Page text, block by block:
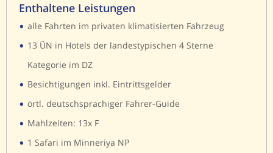
Enthaltene Leistungen
• alle Fahrten im privaten klimatisierten Fahrzeug
• 13 ÜN in Hotels der landestypischen 4 Sterne
Kategorie im DZ
• Besichtigungen inkl. Eintrittsgelder
• örtl. deutschsprachiger Fahrer-Guide
• Mahlzeiten: 13x F
• 1 Safari im Minneriya NP